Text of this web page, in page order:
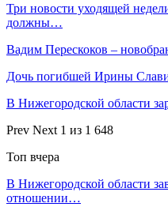
Три новости уходящей
должны…
Вадим Перескоков –
Дочь погибшей Ирины
В Нижегородской области
Prev Next 1 из 1 648
Топ вчера
В Нижегородской области
отношении…